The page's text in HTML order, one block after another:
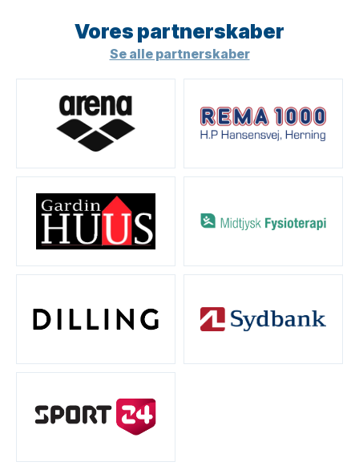
Vores partner­skaber
Se alle partnerskaber